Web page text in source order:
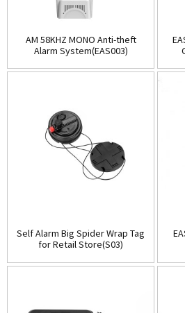
AM 58KHZ MONO Anti-theft
Alarm System(EAS003)
Self Alarm Big Spider Wrap Tag
for Retail Store(S03)